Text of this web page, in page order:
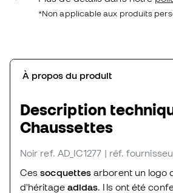
*Non applicable aux produits
À propos du produit
Description
Chaussettes
Noir ref. AD_IC1277 | réf.
Cessocquettes arborent un logo
d'héritage adidas . Ils ont été